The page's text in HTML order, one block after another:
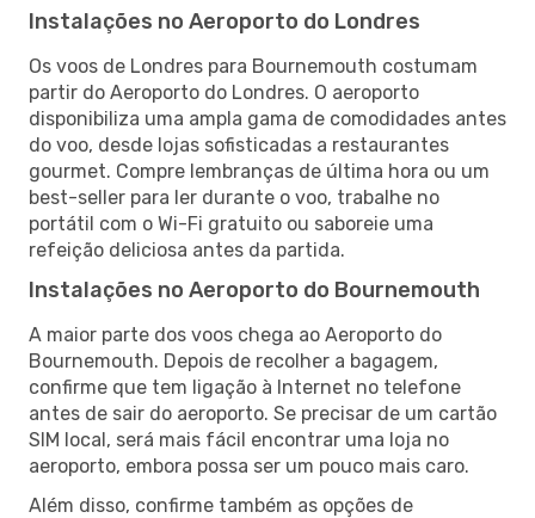
Instalações no Aeroporto do Londres
Os voos de Londres para Bournemouth costumam
partir do Aeroporto do Londres. O aeroporto
disponibiliza uma ampla gama de comodidades antes
do voo, desde lojas sofisticadas a restaurantes
gourmet. Compre lembranças de última hora ou um
best-seller para ler durante o voo, trabalhe no
portátil com o Wi-Fi gratuito ou saboreie uma
refeição deliciosa antes da partida.
Instalações no Aeroporto do Bournemouth
A maior parte dos voos chega ao Aeroporto do
Bournemouth. Depois de recolher a bagagem,
confirme que tem ligação à Internet no telefone
antes de sair do aeroporto. Se precisar de um cartão
SIM local, será mais fácil encontrar uma loja no
aeroporto, embora possa ser um pouco mais caro.
Além disso, confirme também as opções de